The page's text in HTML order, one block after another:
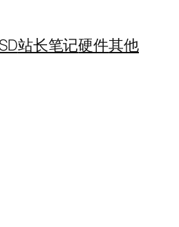
站长笔记硬件其他